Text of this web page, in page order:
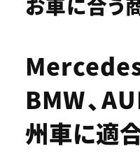
BMW、
州車に適合